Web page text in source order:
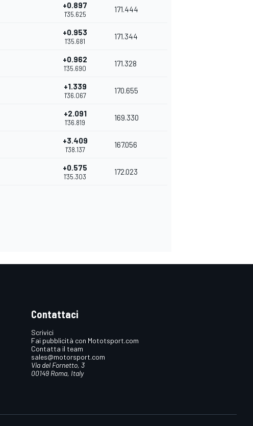
+0.897
1'35.625
171.444
+0.953
1'35.681
171.344
+0.962
1'35.690
171.328
+1.339
1'36.067
170.655
+2.091
1'36.819
169.330
+3.409
1'38.137
167.056
+0.575
1'35.303
172.023
Contattaci
Scrivici
Fai pubblicità con Mototsport.com
Contatta il team
sales@motorsport.com
Via del Fornetto, 3
00149 Roma, Italy